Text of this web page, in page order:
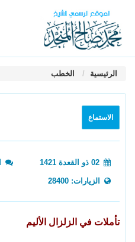
الرئيسية الخطب
الاستماع
الزيارات: 28400
تأملات في الزلزال الأليم